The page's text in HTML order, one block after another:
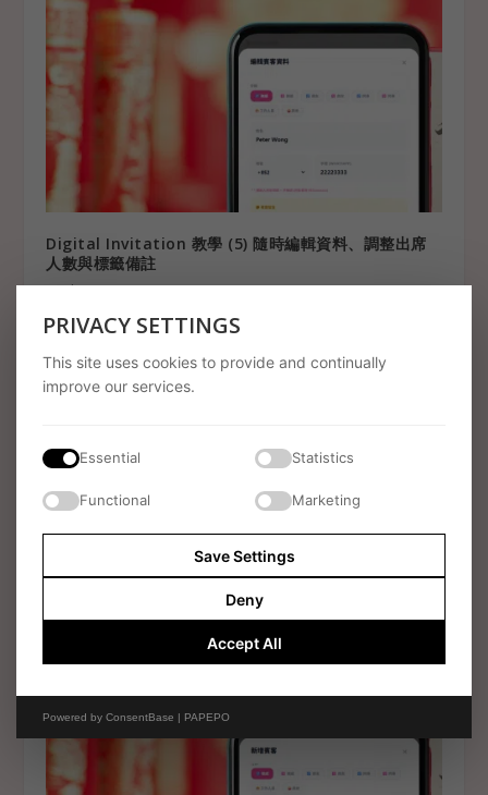
Digital Invitation 教學 (5) 隨時編輯資料、調整出席
人數與標籤備註
1 February 2026
PRIVACY SETTINGS
This site uses cookies to provide and continually
improve our services.
Essential Statistics
Functional Marketing
Save Settings
Deny
Accept All
Powered by ConsentBase | PAPEPO